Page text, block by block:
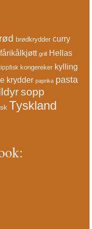
brødkrydder curry
fårikålkjøtt grill Hellas
kongereker kylling
krydder paprika pasta
sopp
Tyskland